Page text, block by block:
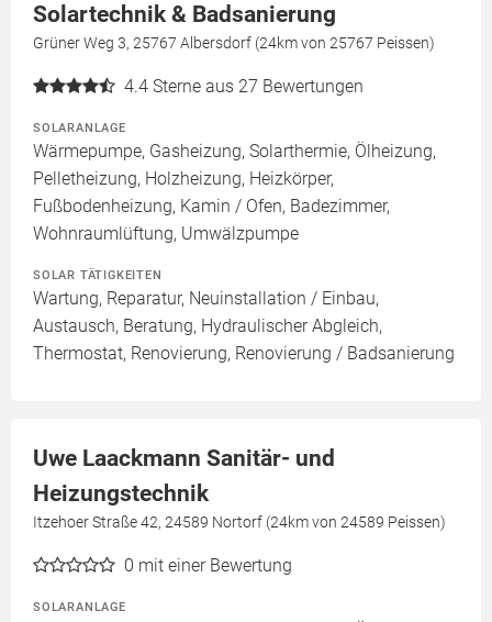
Solartechnik & Badsanierung
Grüner Weg 3, 25767 Albersdorf (24km von 25767 Peissen)
4.4 Sterne aus 27 Bewertungen
SOLARANLAGE
Wärmepumpe, Gasheizung, Solarthermie, Ölheizung,
Pelletheizung, Holzheizung, Heizkörper,
Fußbodenheizung, Kamin / Ofen, Badezimmer,
Wohnraumlüftung, Umwälzpumpe
SOLAR TÄTIGKEITEN
Wartung, Reparatur, Neuinstallation / Einbau,
Austausch, Beratung, Hydraulischer Abgleich,
Thermostat, Renovierung, Renovierung / Badsanierung
Uwe Laackmann Sanitär- und
Heizungstechnik
Itzehoer Straße 42, 24589 Nortorf (24km von 24589 Peissen)
0 mit einer Bewertung
SOLARANLAGE